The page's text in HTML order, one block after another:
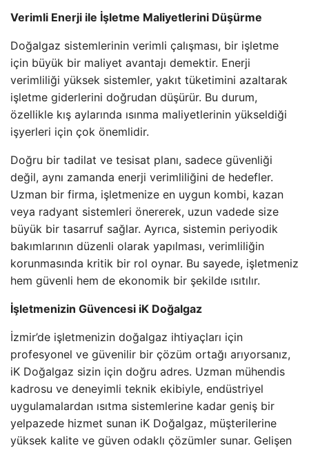
Verimli Enerji ile İşletme Maliyetlerini Düşürme
Doğalgaz sistemlerinin verimli çalışması, bir işletme
için büyük bir maliyet avantajı demektir. Enerji
verimliliği yüksek sistemler, yakıt tüketimini azaltarak
işletme giderlerini doğrudan düşürür. Bu durum,
özellikle kış aylarında ısınma maliyetlerinin yükseldiği
işyerleri için çok önemlidir.
Doğru bir tadilat ve tesisat planı, sadece güvenliği
değil, aynı zamanda enerji verimliliğini de hedefler.
Uzman bir firma, işletmenize en uygun kombi, kazan
veya radyant sistemleri önererek, uzun vadede size
büyük bir tasarruf sağlar. Ayrıca, sistemin periyodik
bakımlarının düzenli olarak yapılması, verimliliğin
korunmasında kritik bir rol oynar. Bu sayede, işletmeniz
hem güvenli hem de ekonomik bir şekilde ısıtılır.
İşletmenizin Güvencesi iK Doğalgaz
İzmir’de işletmenizin doğalgaz ihtiyaçları için
profesyonel ve güvenilir bir çözüm ortağı arıyorsanız,
iK Doğalgaz sizin için doğru adres. Uzman mühendis
kadrosu ve deneyimli teknik ekibiyle, endüstriyel
uygulamalardan ısıtma sistemlerine kadar geniş bir
yelpazede hizmet sunan iK Doğalgaz, müşterilerine
yüksek kalite ve güven odaklı çözümler sunar. Gelişen